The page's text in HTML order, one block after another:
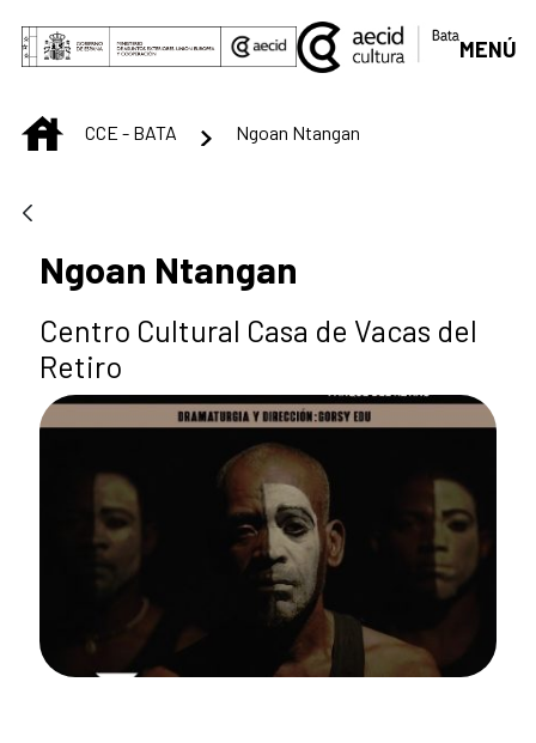
Skip to Main Content
MENÚ
INICIOCCE - BATA Ngoan Ntangan
Ngoan Ntangan
Centro Cultural Casa de Vacas del
Retiro